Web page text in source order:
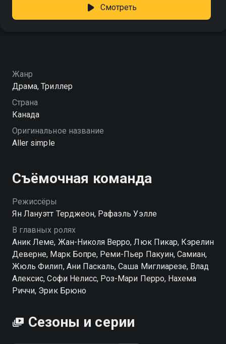
Смотреть
Жанр
Драма, Триллер
Страна
Канада
Оригинальное название
Aller simple
Съёмочная команда
Режиссёры
Ян Лануэтт Терджеон, Рафаэль Уэлле
В главных ролях
Аник Леме, Жан-Николя Верро, Люк Пикар, Кэрелин
Деверне, Марк Бопре, Реми-Пьер Пакуин, Самиан,
Жюль Филип, Ани Паскаль, Саша Миглиарезе, Влад
Алексис, Софи Нелисс, Роз-Мари Перро, Нахема
Риччи, Эрик Брюно
Сезоны и серии